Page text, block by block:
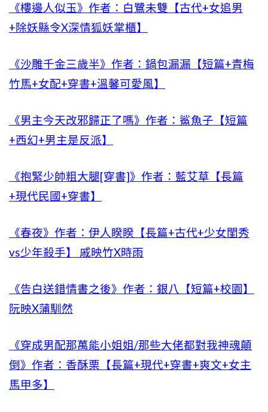
《樓邊人似玉》作者：白鷺未雙【古代+女追男
+除妖縣令X深情狐妖掌櫃】
《沙雕千金三歲半》作者：鍋包漏漏【短篇+青梅
竹馬+女配+穿書+溫馨可愛風】
《男主今天改邪歸正了嗎》作者：鯊魚子【短篇
+西幻+男主是反派】
《抱緊少帥粗大腿[穿書]》作者：藍艾草【長篇
+現代民國+穿書】
《春夜》作者：伊人睽睽【長篇+古代+少女閨秀
vs少年殺手】 戚映竹X時雨
《告白送錯情書之後》作者：銀八【短篇+校園】
阮映X蒲馴然
《穿成男配那萬能小姐姐/那些大佬都對我神魂顛
倒》作者：香酥栗【長篇+現代+穿書+爽文+女主
馬甲多】